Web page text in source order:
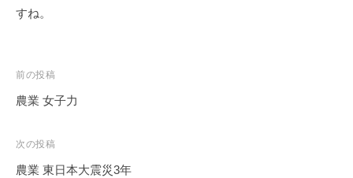
すね。
投
稿
ビ
ゲ
前の投稿
農業 女子力
次の投稿
農業 東日本大震災3年